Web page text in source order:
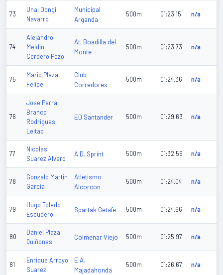
73
Unai Dongil
Navarro
Municipal
Arganda
500m 01:23.15 n/a
74
Alejandro
Meldin
Cordero Pozo
At. Boadilla del
Monte
500m 01:23.73 n/a
75
Mario Plaza
Felipe
Club
Corredores
500m 01:24.36 n/a
76
Jose Parra
Branco
Rodrigues
Leitao
ED Santander 500m 01:29.63 n/a
77
Nicolas
Suarez Alvaro
A.D. Sprint 500m 01:32.59 n/a
78
Gonzalo Martin
Garcia
Atletismo
Alcorcon
500m 01:24.04 n/a
79
Hugo Toledo
Escudero
Spartak Getafe 500m 01:24.66 n/a
80
Daniel Plaza
Quiñones
Colmenar Viejo 500m 01:25.97 n/a
81
Enrique Arroyo
Suarez
E.A.
Majadahonda
500m 01:26.67 n/a